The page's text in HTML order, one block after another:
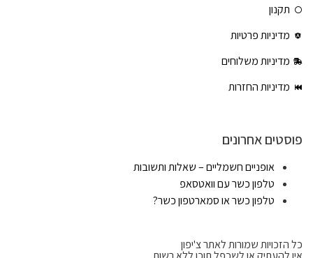
תקנון
מדיניות פרטיות
מדיניות משלוחים
מדיניות החזרות
פוסטים אחרונים
אופניים חשמליים – שאלות ותשובות
טלפון כשר עם וואטסאפ
טלפון כשר או סמארטפון כשר?
כל הזכויות שמורות לאתר צ'יפון